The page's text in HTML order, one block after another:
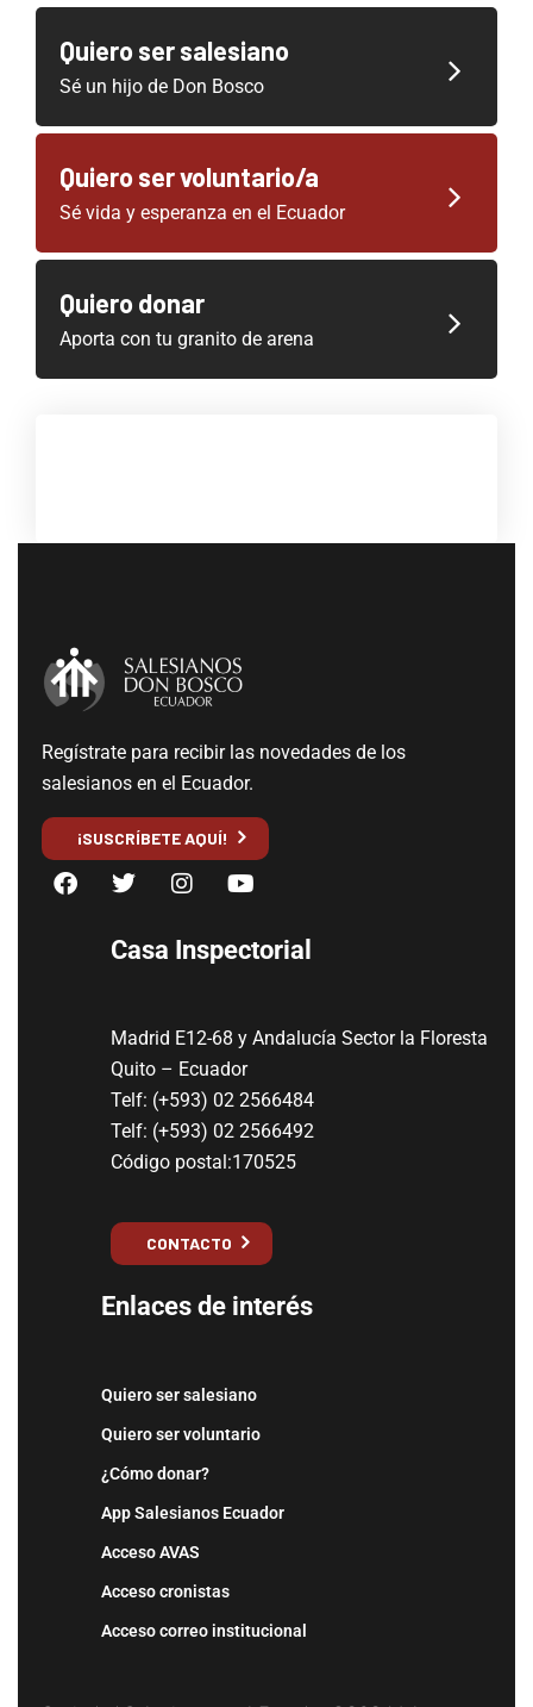
Quiero ser salesiano
Sé un hijo de Don Bosco
Quiero ser voluntario/a
Sé vida y esperanza en el Ecuador
Quiero donar
Aporta con tu granito de arena
Regístrate para recibir las novedades de los
salesianos en el Ecuador.
¡SUSCRÍBETE AQUÍ!
Casa Inspectorial
Madrid E12-68 y Andalucía Sector la Floresta
Quito – Ecuador
Telf: (+593) 02 2566484
Telf: (+593) 02 2566492
Código postal:170525
CONTACTO
Enlaces de interés
Quiero ser salesiano
Quiero ser voluntario
¿Cómo donar?
App Salesianos Ecuador
Acceso AVAS
Acceso cronistas
Acceso correo institucional